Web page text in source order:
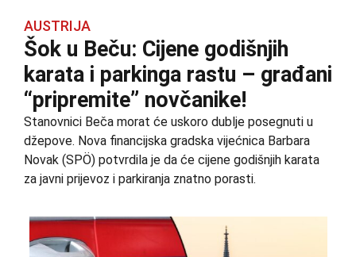
AUSTRIJA
Šok u Beču: Cijene godišnjih
karata i parkinga rastu – građani
“pripremite” novčanike!
Stanovnici Beča morat će uskoro dublje posegnuti u
džepove. Nova financijska gradska vijećnica Barbara
Novak (SPÖ) potvrdila je da će cijene godišnjih karata
za javni prijevoz i parkiranja znatno porasti.